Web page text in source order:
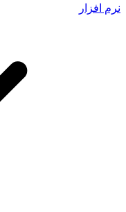
نرم افزار